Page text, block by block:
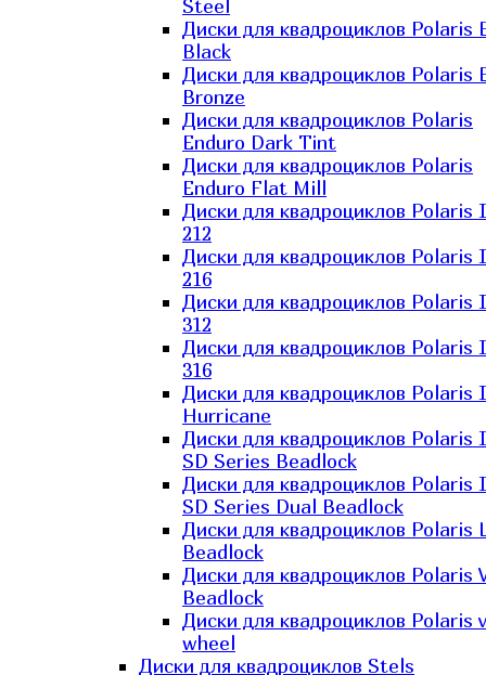
Steel
Диски для квадроциклов Polaris
Black
Диски для квадроциклов Polaris
Bronze
Диски для квадроциклов Polaris
Enduro Dark Tint
Диски для квадроциклов Polaris
Enduro Flat Mill
Диски для квадроциклов Polaris
212
Диски для квадроциклов Polaris
216
Диски для квадроциклов Polaris
312
Диски для квадроциклов Polaris
316
Диски для квадроциклов Polaris
Hurricane
Диски для квадроциклов Polaris
SD Series Beadlock
Диски для квадроциклов Polaris
SD Series Dual Beadlock
Диски для квадроциклов Polaris
Beadlock
Диски для квадроциклов Polaris
Beadlock
Диски для квадроциклов Polaris
wheel
Диски для квадроциклов Stels